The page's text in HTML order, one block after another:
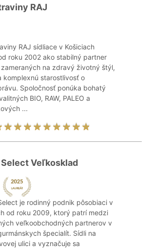
RAJ
RAJ sídliace v Košiciach
roku 2002 ako stabilný partner
na zdravý životný štýl,
komplexnú starostlivosť o
Spoločnosť ponúka bohatý
BIO, RAW, PALEO a
...
Select Veľkosklad
je rodinný podnik pôsobiaci v
od roku 2009, ktorý patrí medzi
veľkoobchodných partnerov v
špecialít. Sídli na
ulici a vyznačuje sa